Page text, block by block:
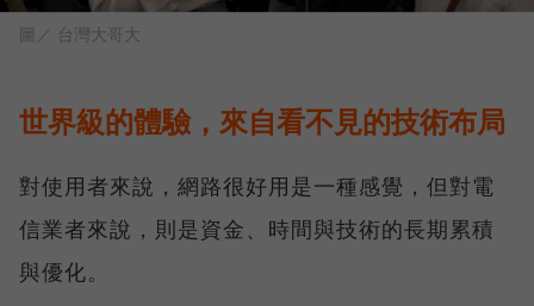
圖／ 台灣大哥大
世界級的體驗，來自看不見的技術布局
對使用者來說，網路很好用是一種感覺，但對電
信業者來說，則是資金、時間與技術的長期累積
與優化。